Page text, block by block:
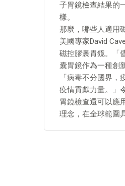
子胃鏡檢查結果的
樣。
那麼，哪些人適用
美國專家David
磁控膠囊胃鏡。「
囊胃鏡作為一種創
「病毒不分國界
疫情貢獻力量。」
胃鏡檢查還可以應
理念，在全球範圍